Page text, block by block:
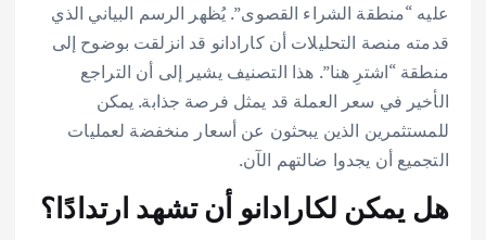
عليه “منطقة الشراء القصوى”. يُظهر الرسم البياني الذي
قدمته منصة التحليلات أن كارادانو قد انزلقت بوضوح إلى
منطقة “اشترِ هنا”. هذا التصنيف يشير إلى أن التراجع
الأخير في سعر العملة قد يمثل فرصة جذابة. يمكن
للمستثمرين الذين يبحثون عن أسعار منخفضة لعمليات
التجميع أن يجدوا ضالتهم الآن.
هل يمكن لكارادانو أن تشهد ارتدادًا؟